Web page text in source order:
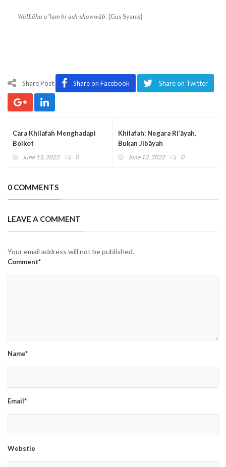
WalLâhu a’lam bi ash-shawwâb. [Gus Syams]
Share Post Share on Facebook Share on Twitter
Cara Khilafah Menghadapi
Boikot
June 13, 2022 0
Khilafah: Negara Ri’âyah,
Bukan Jibâyah
June 13, 2022 0
0 COMMENTS
LEAVE A COMMENT
Your email address will not be published.
Comment*
Name*
Email*
Webstie